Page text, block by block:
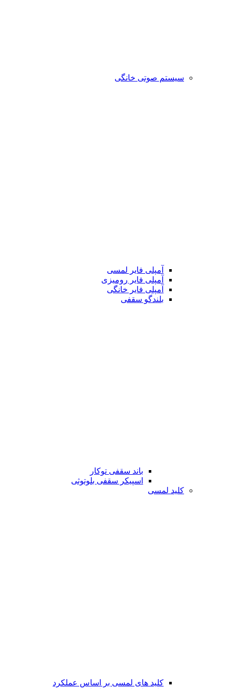
سیستم صوتی خانگی
آمپلی فایر لمسی
آمپلی فایر رومیزی
آمپلی فایر خانگی
بلندگو سقفی
باند سقفی توکار
اسپیکر سقفی بلوتوثی
کلید لمسی
کلید های لمسی بر اساس عملکرد